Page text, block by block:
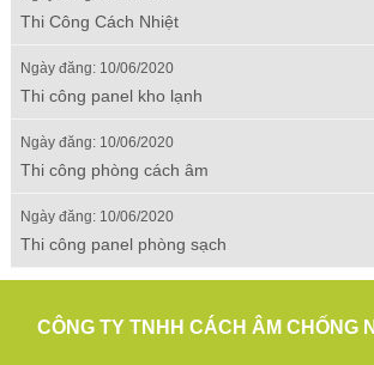
Thi Công Cách Nhiệt
Ngày đăng: 10/06/2020
Thi công panel kho lạnh
Ngày đăng: 10/06/2020
Thi công phòng cách âm
Ngày đăng: 10/06/2020
Thi công panel phòng sạch
CÔNG TY TNHH CÁCH ÂM CHỐNG